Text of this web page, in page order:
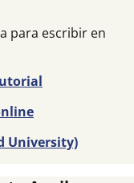
para escribir en
University)